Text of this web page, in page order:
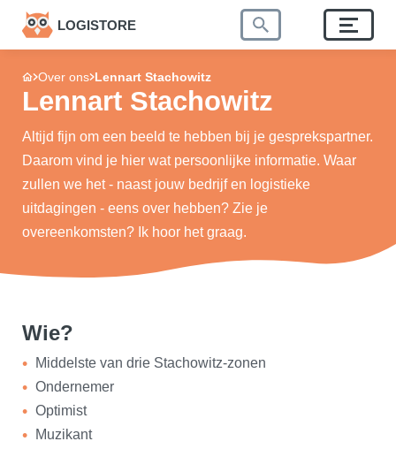
LOGISTORE
Over ons Lennart Stachowitz
Lennart Stachowitz
Altijd fijn om een beeld te hebben bij je gesprekspartner.
Daarom vind je hier wat persoonlijke informatie. Waar
zullen we het - naast jouw bedrijf en logistieke
uitdagingen - eens over hebben? Zie je
overeenkomsten? Ik hoor het graag.
Wie?
Middelste van drie Stachowitz-zonen
Ondernemer
Optimist
Muzikant